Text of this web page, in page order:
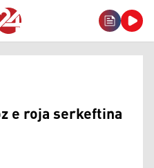
e roja serkeftina